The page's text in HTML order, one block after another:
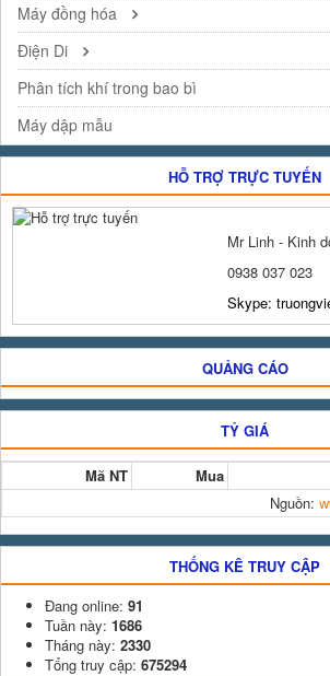
Máy đồng hóa
Điện Di
Phân tích khí trong bao bì
Máy dập mẫu
HỖ TRỢ TRỰC TUYẾN
Mr Linh - Kinh
0938 037 023
Skype:
QUẢNG CÁO
TỶ GIÁ
Mã NT Mua
Nguồn:
THỐNG KÊ TRUY CẬP
Đang online: 91
Tuần này: 1686
Tháng này: 2330
Tổng truy cập: 675294